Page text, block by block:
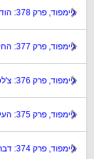
גיימפוד, פרק 378: הודים
גיימפוד, פרק 377: החיים הם Iron Man
גיימפוד, פרק 376: צ'לסי החדשה ביורק החדשה
גיימפוד, פרק 375: העידן שמרמה (סיכום שנת 2025)
גיימפוד, פרק 374: דברים נלוזים